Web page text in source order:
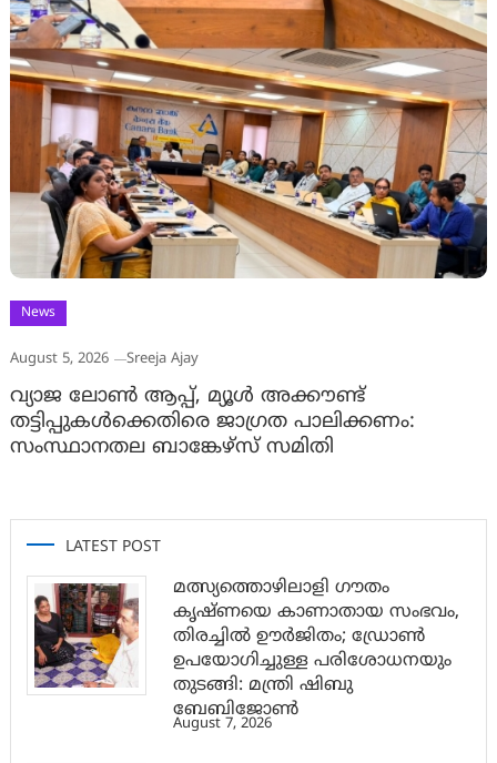
News
August 5, 2026 Sreeja Ajay
വ്യാജ ലോൺ ആപ്പ്, മ്യൂൾ അക്കൗണ്ട്
തട്ടിപ്പുകൾക്കെതിരെ ജാ​ഗ്രത പാലിക്കണം:
സംസ്ഥാനതല ബാങ്കേഴ്സ് സമിതി
LATEST POST
മത്സ്യത്തൊഴിലാളി ഗൗതം
കൃഷ്ണയെ കാണാതായ സംഭവം,
തിരച്ചിൽ ഊർജിതം; ഡ്രോണ്‍
ഉപയോഗിച്ചുള്ള പരിശോധനയും
തുടങ്ങി: മന്ത്രി ഷിബു
ബേബിജോണ്‍
August 7, 2026